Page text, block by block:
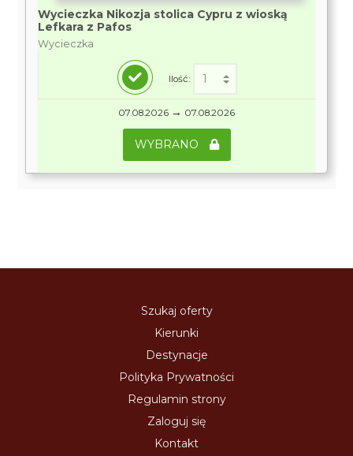
Wycieczka Nikozja stolica Cypru z wioską
Lefkara z Pafos
Wycieczka
Ilość:
07.08.2026 → 07.08.2026
WYBRANO
Szukaj oferty
Kierunki
Destynacje
Polityka Prywatności
Regulamin strony
Zaloguj się
Kontakt